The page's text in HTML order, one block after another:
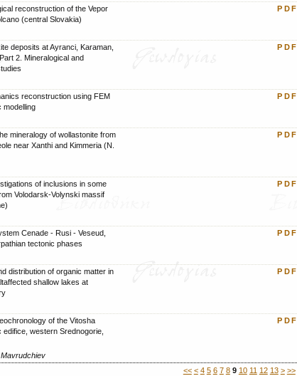
reconstruction of the Vepor
(central Slovakia)
PDF
deposits at Ayranci, Karaman,
2. Mineralogical and
PDF
reconstruction using FEM
modelling
PDF
mineralogy of wollastonite from
near Xanthi and Kimmeria (N.
PDF
of inclusions in some
Volodarsk-Volynski massif
PDF
Cenade - Rusi - Veseud,
tectonic phases
PDF
distribution of organic matter in
shallow lakes at
PDF
of the Vitosha
edifice, western Srednogorie,
PDF
<< < 4 5 6 7 8 9 10 11 12 13 > >>